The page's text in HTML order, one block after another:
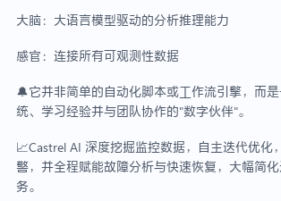
大脑：大语言模型驱动的分析推理能力
感官：连接所有可观测性数据
🔔它并非简单的自动化脚本或工作流引擎，而
统、学习经验并与团队协作的"数字伙伴"。
📈Castrel AI 深度挖掘监控数据，自主迭代优化
警，并全程赋能故障分析与快速恢复，大幅简
务。